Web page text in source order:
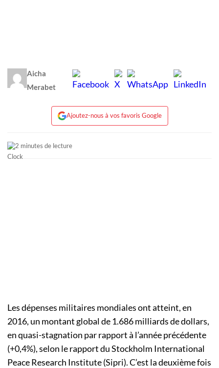
Aicha
Merabet
Ajoutez-nous à vos favoris Google
2 minutes de lecture
Les dépenses militaires mondiales ont atteint, en
2016, un montant global de 1.686 milliards de dollars,
en quasi-stagnation par rapport à l’année précédente
(+0,4%), selon le rapport du Stockholm International
Peace Research Institute (Sipri). C’est la deuxième fois